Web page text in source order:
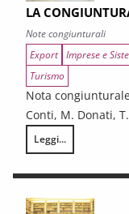
LA
Note congiunturali
Export Imprese e
Turismo
Nota
Conti, M. Donati,
Leggi...
LA CONGIUNTURA